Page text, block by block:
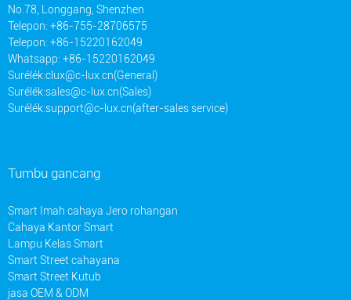
No.78, Longgang, Shenzhen
Telepon: +86-755-28706575
Telepon: +86-15220162049
Whatsapp: +86-15220162049
Surélék:clux@c-lux.cn(General)
Surélék:sales@c-lux.cn(Sales)
Surélék:support@c-lux.cn(after-sales service)
Tumbu gancang
Smart Imah cahaya Jero rohangan
Cahaya Kantor Smart
Lampu Kelas Smart
Smart Street cahayana
Smart Street Kutub
jasa OEM & ODM